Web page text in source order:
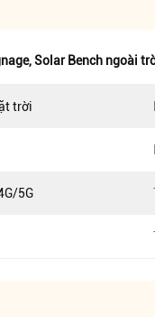
,Solar Bench ngoài
trời
5G